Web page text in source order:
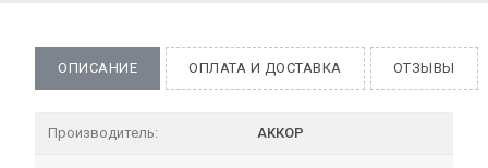
ОПИСАНИЕ ОПЛАТА И ДОСТАВКА ОТЗЫВЫ
Производитель: АККОР